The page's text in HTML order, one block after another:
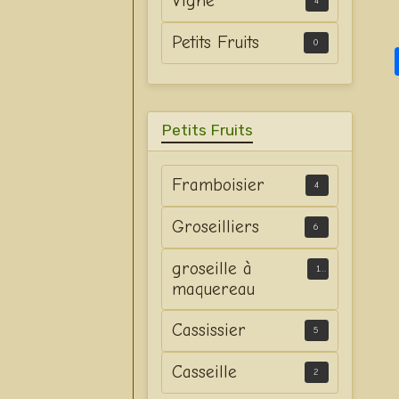
Petits Fruits 0
Petits Fruits
Framboisier 4
Groseilliers 6
groseille à
maquereau
1
Cassissier 5
Casseille 2